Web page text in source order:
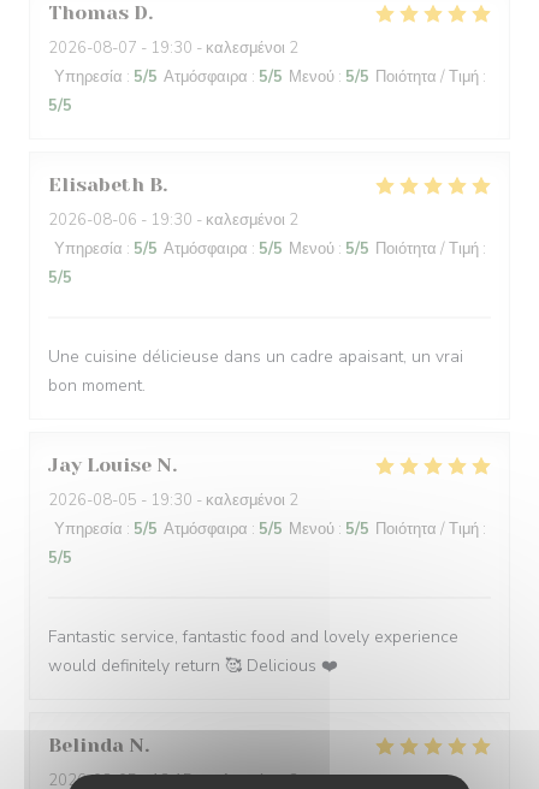
Thomas D
2026-08-07 - 19:30 - καλεσμένοι 2
Υπηρεσία : 5/5 Ατμόσφαιρα : 5/5 Μενού : 5/5 Ποιότητα / Τιμή :
5/5
Elisabeth B
2026-08-06 - 19:30 - καλεσμένοι 2
Υπηρεσία : 5/5 Ατμόσφαιρα : 5/5 Μενού : 5/5 Ποιότητα / Τιμή :
5/5
Une cuisine délicieuse dans un cadre apaisant, un vrai
bon moment.
Jay Louise N
2026-08-05 - 19:30 - καλεσμένοι 2
Υπηρεσία : 5/5 Ατμόσφαιρα : 5/5 Μενού : 5/5 Ποιότητα / Τιμή :
5/5
Fantastic service, fantastic food and lovely experience
would definitely return 🥰 Delicious ❤️
Belinda N
2026-08-05- 12:15 - καλεσμένοι 2